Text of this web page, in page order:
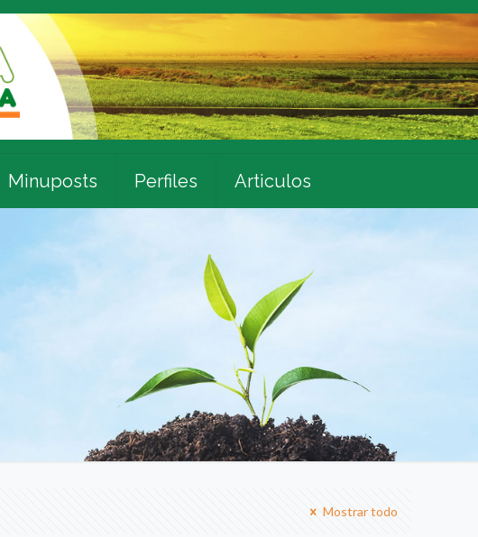
Minuposts Perfiles Articulos
Mostrar todo